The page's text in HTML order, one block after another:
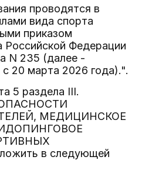
проводятся в
вида спорта
приказом
Российской Федерации
N 235 (далее -
20 марта 2026 года).".
5 раздела III.
МЕДИЦИНСКОЕ
в следующей